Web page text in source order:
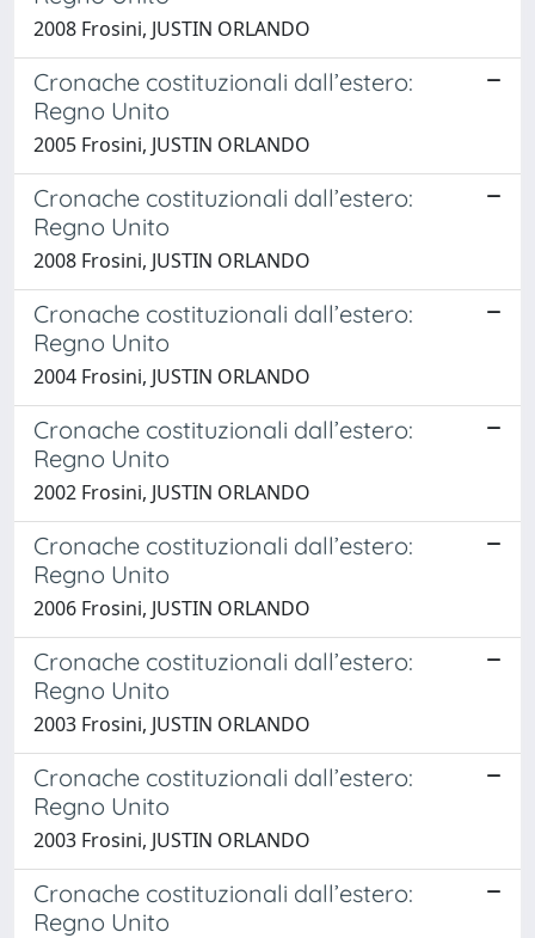
2008 Frosini, JUSTIN ORLANDO
Cronache costituzionali dall’estero:
Regno Unito
2005 Frosini, JUSTIN ORLANDO
Cronache costituzionali dall’estero:
Regno Unito
2008 Frosini, JUSTIN ORLANDO
Cronache costituzionali dall’estero:
Regno Unito
2004 Frosini, JUSTIN ORLANDO
Cronache costituzionali dall’estero:
Regno Unito
2002 Frosini, JUSTIN ORLANDO
Cronache costituzionali dall’estero:
Regno Unito
2006 Frosini, JUSTIN ORLANDO
Cronache costituzionali dall’estero:
Regno Unito
2003 Frosini, JUSTIN ORLANDO
Cronache costituzionali dall’estero:
Regno Unito
2003 Frosini, JUSTIN ORLANDO
Cronache costituzionali dall’estero:
Regno Unito